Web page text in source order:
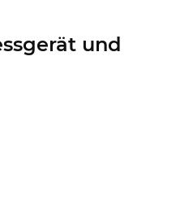
und